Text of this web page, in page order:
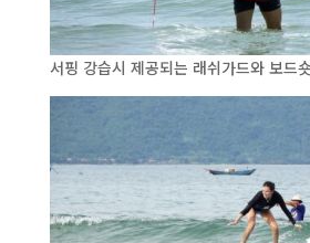
서핑 강습시 제공되는 래쉬가드와 보드